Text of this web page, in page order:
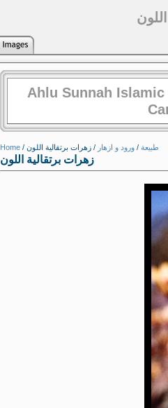
Ahlu Sunnah
Home / طبيعة / ورود و ازهار / زهرات برتقالية اللون
زهرات برتقالية اللون